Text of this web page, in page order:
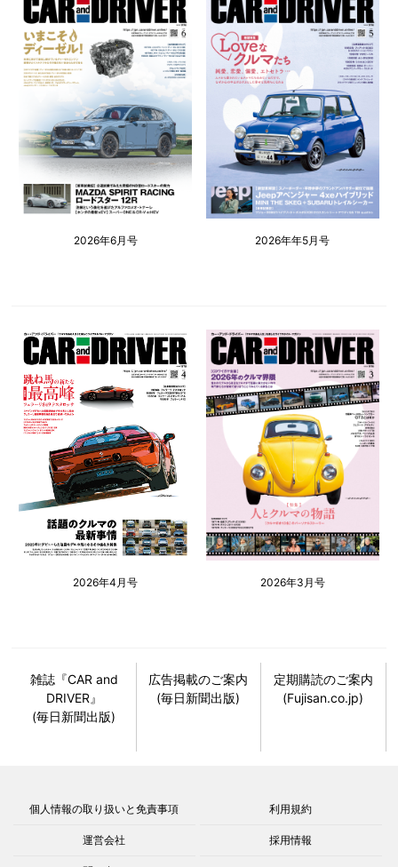
2026年6月号 2026年年5月号
2026年4月号 2026年3月号
雑誌『CAR and
DRIVER』
(毎日新聞出版)
広告掲載のご案内
(毎日新聞出版)
定期購読のご案内
(Fujisan.co.jp)
個人情報の取り扱いと免責事項 利用規約
運営会社 採用情報